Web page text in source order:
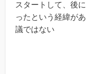
スタートして、後
ったという経緯が
議ではない